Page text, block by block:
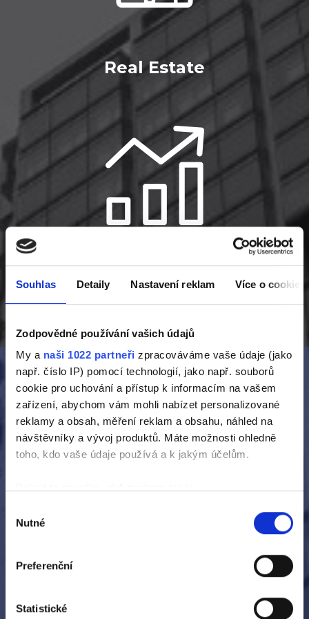
Souhlas Detaily Nastavení reklam Více o cookies
Zodpovědné používání vašich údajů
My a naši 1022 partneři zpracováváme vaše údaje (jako
např. číslo IP) pomocí technologií, jako např. souborů
cookie pro uchování a přístup k informacím na vašem
zařízení, abychom vám mohli nabízet personalizované
reklamy a obsah, měření reklam a obsahu, náhled na
návštěvníky a vývoj produktů. Máte možnosti ohledně
toho, kdo vaše údaje používá a k jakým účelům.
poloze, které mohou být přesné na několik metrů
skenování pro konkrétní charakteristiky (otisk prstu)
Zjistěte více o tom, jak zpracováváme vaše osobní
Svůj souhlas můžete kdykoliv změnit nebo odvolat v
souhlasu
Nutné
Preferenční
Statistické
Real Estate
Investment
PROČ DĚLÁME TO, CO
DĚLÁME:
projektům, které nás baví, které nám dávají
smysl a které přispívají k rozvoji společenství lidí,
se kterými sdílíme život vezdejší. Milujeme nové
myšlenky a inovace. Máme svobodu tvořit, proto
tolerantní a bez předsudků. Snažíme se být